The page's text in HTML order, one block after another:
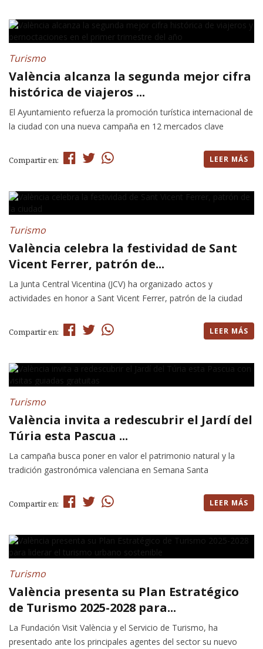
Turismo
València alcanza la segunda mejor cifra
histórica de viajeros ...
El Ayuntamiento refuerza la promoción turística internacional de
la ciudad con una nueva campaña en 12 mercados clave
Compartir en: LEER MÁS
Turismo
València celebra la festividad de Sant
Vicent Ferrer, patrón de...
La Junta Central Vicentina (JCV) ha organizado actos y
actividades en honor a Sant Vicent Ferrer, patrón de la ciudad
Compartir en: LEER MÁS
Turismo
València invita a redescubrir el Jardí del
Túria esta Pascua ...
La campaña busca poner en valor el patrimonio natural y la
tradición gastronómica valenciana en Semana Santa
Compartir en: LEER MÁS
Turismo
València presenta su Plan Estratégico
de Turismo 2025-2028 para...
La Fundación Visit València y el Servicio de Turismo, ha
presentado ante los principales agentes del sector su nuevo